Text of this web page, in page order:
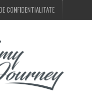
CONFIDENTIALITATE